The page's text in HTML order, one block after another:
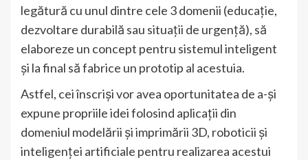
legătură cu unul dintre cele 3 domenii (educație,
dezvoltare durabilă sau situații de urgență), să
elaboreze un concept pentru sistemul inteligent
și la final să fabrice un prototip al acestuia.
Astfel, cei înscriși vor avea oportunitatea de a-și
expune propriile idei folosind aplicații din
domeniul modelării și imprimării 3D, roboticii și
inteligenței artificiale pentru realizarea acestui